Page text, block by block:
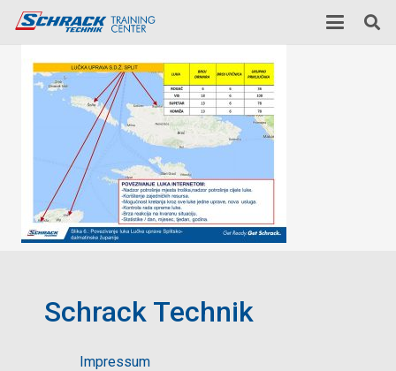
Schrack Technik
Impressum